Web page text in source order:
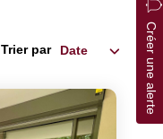
Créer une alerte
Trier par